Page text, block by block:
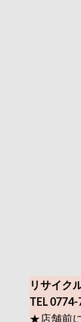
リサイク
TEL
★店舗前